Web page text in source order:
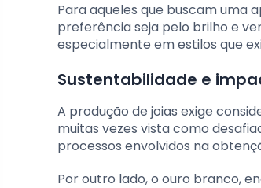
Para aqueles que buscam uma
preferência seja pelo brilho e
especialmente em estilos que
Sustentabilidade e
A produção de joias exige
muitas vezes vista como
processos envolvidos na
Por outro lado, o ouro branco,